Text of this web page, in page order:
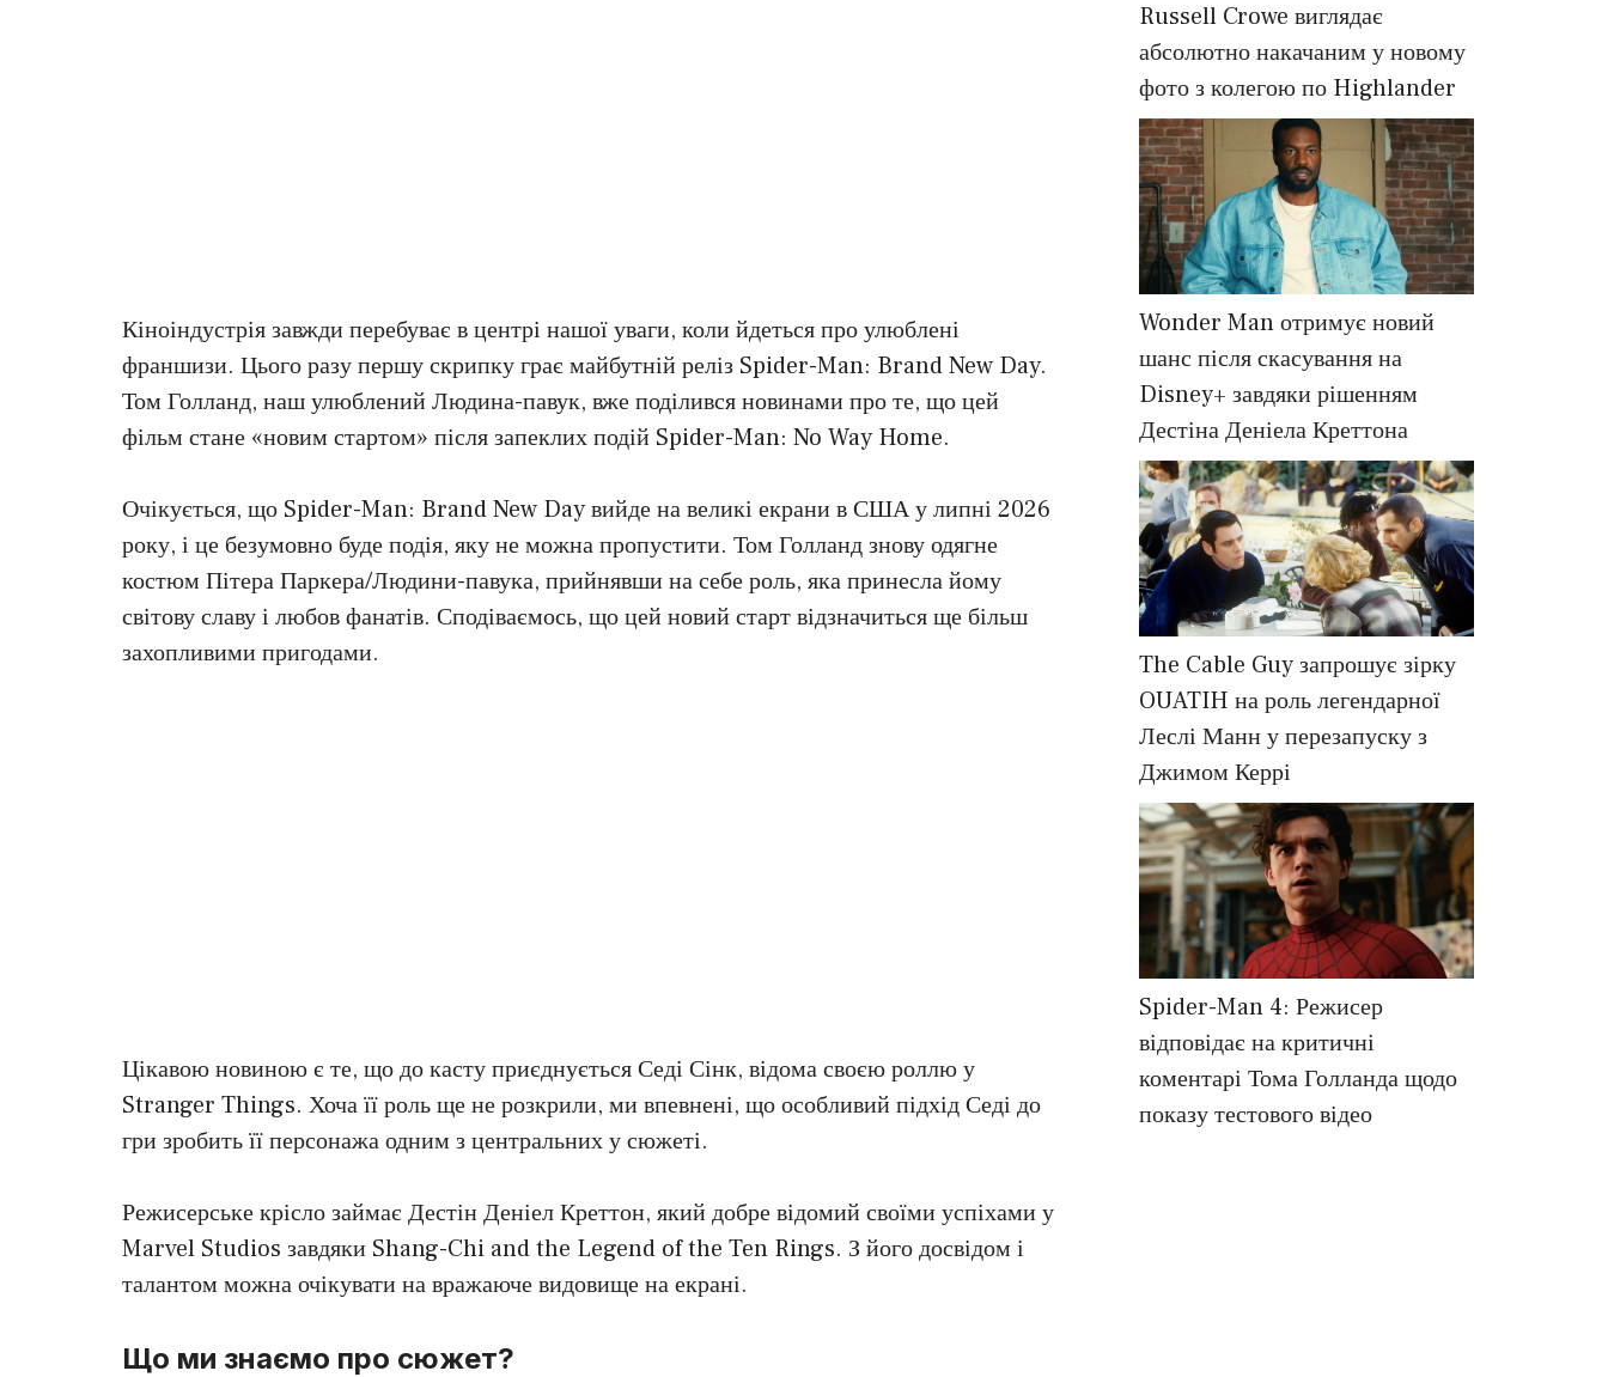
Кіноіндустрія завжди перебуває в центрі нашої уваги, коли йдеться про улюблені
франшизи. Цього разу першу скрипку грає майбутній реліз Spider-Man: Brand New Day.
Том Голланд, наш улюблений Людина-павук, вже поділився новинами про те, що цей
фільм стане «новим стартом» після запеклих подій Spider-Man: No Way Home.
Очікується, що Spider-Man: Brand New Day вийде на великі екрани в США у липні 2026
року, і це безумовно буде подія, яку не можна пропустити. Том Голланд знову одягне
костюм Пітера Паркера/Людини-павука, прийнявши на себе роль, яка принесла йому
світову славу і любов фанатів. Сподіваємось, що цей новий старт відзначиться ще більш
захопливими пригодами.
Цікавою новиною є те, що до касту приєднується Седі Сінк, відома своєю роллю у
Stranger Things. Хоча її роль ще не розкрили, ми впевнені, що особливий підхід Седі до
гри зробить її персонажа одним з центральних у сюжеті.
Режисерське крісло займає Дестін Деніел Креттон, який добре відомий своїми успіхами у
Marvel Studios завдяки Shang-Chi and the Legend of the Ten Rings. З його досвідом і
талантом можна очікувати на вражаюче видовище на екрані.
Що ми знаємо про сюжет?
Russell Crowe виглядає
абсолютно накачаним у новому
фото з колегою по Highlander
Wonder Man отримує новий
шанс після скасування на
Disney+ завдяки рішенням
Дестіна Деніела Креттона
The Cable Guy запрошує зірку
OUATIH на роль легендарної
Леслі Манн у перезапуску з
Джимом Керрі
Spider-Man 4: Режисер
відповідає на критичні
коментарі Тома Голланда щодо
показу тестового відео